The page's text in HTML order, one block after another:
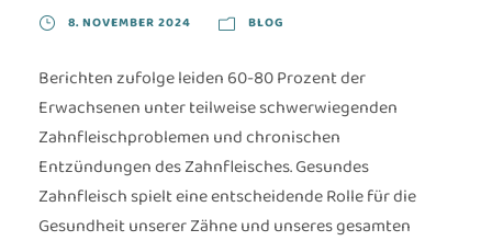
8. NOVEMBER 2024 BLOG
Berichten zufolge leiden 60-80 Prozent der
Erwachsenen unter teilweise schwerwiegenden
Zahnfleischproblemen und chronischen
Entzündungen des Zahnfleisches. Gesundes
Zahnfleisch spielt eine entscheidende Rolle für die
Gesundheit unserer Zähne und unseres gesamten